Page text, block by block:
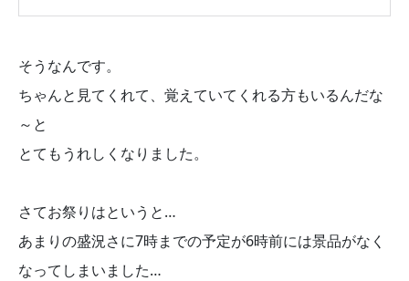
そうなんです。
ちゃんと見てくれて、覚えていてくれる方もいるんだな
～と
とてもうれしくなりました。
さてお祭りはというと…
あまりの盛況さに7時までの予定が6時前には景品がなく
なってしまいました…